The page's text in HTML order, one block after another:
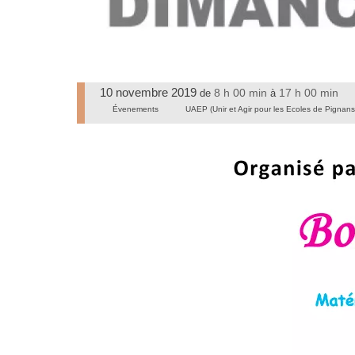
10 novembre 2019 de 8 h 00 min à 17 h 00 min
Évenements UAEP (Unir et Agir pour les Ecoles de